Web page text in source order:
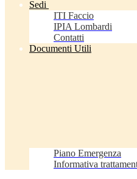
Sedi
ITI Faccio
IPIA Lombardi
Contatti
Documenti Utili
Piano Emergenza
Informativa